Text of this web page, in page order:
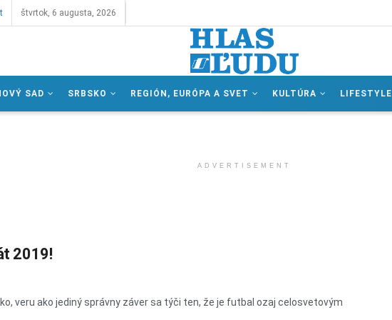
štvrtok, 6 augusta, 2026
SAD SRBSKO REGIÓN, EURÓPA A SVET KULTÚRA LIFESTYLE
ADVERTISEMENT
2019!
veru ako jediný správny záver sa týči ten, že je futbal ozaj celosvetovým